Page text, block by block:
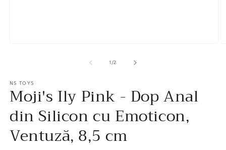
media
1
1 /2
NS TOYS
Moji's Ily Pink - Dop Anal
din Silicon cu Emoticon,
Ventuză, 8,5 cm